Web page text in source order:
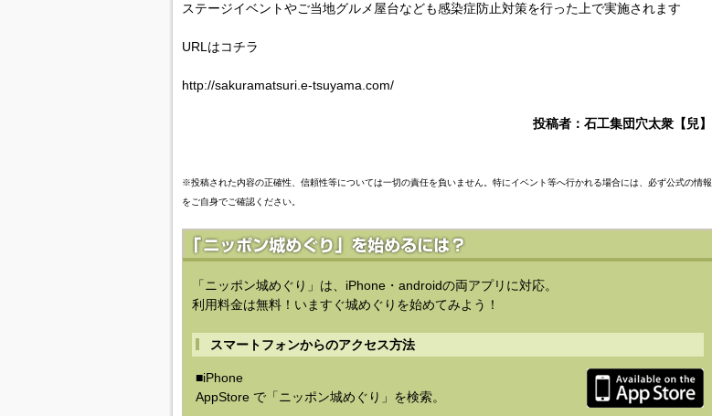
ステージイベントやご当地グルメ屋台なども感染症防止対策を行った上で実施されます
URLはコチラ
http://sakuramatsuri.e-tsuyama.com/
投稿者：石工集団穴太衆【兒】
※投稿された内容の正確性、信頼性等については一切の責任を負いません。特にイベント等へ行かれる場合には、必ず公式の情報
をご自身でご確認ください。
「ニッポン城めぐり」は、iPhone・androidの両アプリに対応。
利用料金は無料！いますぐ城めぐりを始めてみよう！
スマートフォンからのアクセス方法
■iPhone
AppStore で「ニッポン城めぐり」を検索。